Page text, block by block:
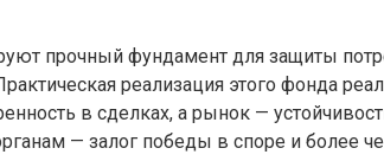
прочный фундамент для защиты
реализация этого фонда
в сделках, а рынок —
— залог победы в споре и более